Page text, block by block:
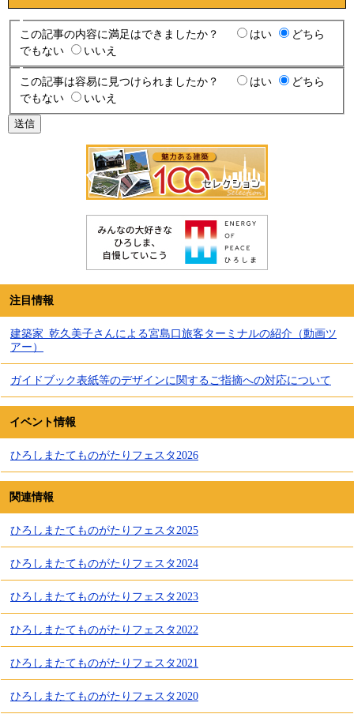
この記事の内容に満足はできましたか？ はい
どちら
でもない
いいえ
この記事は容易に見つけられましたか？ はい
どちら
でもない
いいえ
注目情報
建築家_乾久美子さんによる宮島口旅客ターミナルの紹介（動画ツ
アー）
ガイドブック表紙等のデザインに関するご指摘への対応について
イベント情報
ひろしまたてものがたりフェスタ2026
関連情報
ひろしまたてものがたりフェスタ2025
ひろしまたてものがたりフェスタ2024
ひろしまたてものがたりフェスタ2023
ひろしまたてものがたりフェスタ2022
ひろしまたてものがたりフェスタ2021
ひろしまたてものがたりフェスタ2020